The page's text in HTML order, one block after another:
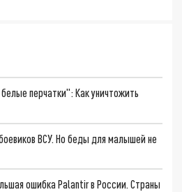
перчатки": Как уничтожить
ВСУ. Но беды для малышей не
ошибка Palantir в России. Страны